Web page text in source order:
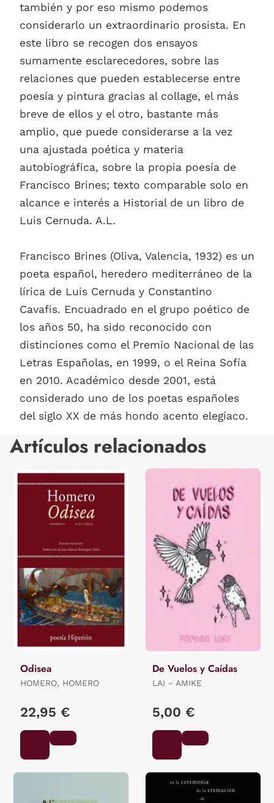
también y por eso mismo podemos
considerarlo un extraordinario prosista. En
este libro se recogen dos ensayos
sumamente esclarecedores, sobre las
relaciones que pueden establecerse entre
poesía y pintura gracias al collage, el más
breve de ellos y el otro, bastante más
amplio, que puede considerarse a la vez
una ajustada poética y materia
autobiográfica, sobre la propia poesía de
Francisco Brines; texto comparable solo en
alcance e interés a Historial de un libro de
Luis Cernuda. A.L.
Francisco Brines (Oliva, Valencia, 1932) es un
poeta español, heredero mediterráneo de la
lírica de Luis Cernuda y Constantino
Cavafis. Encuadrado en el grupo poético de
los años 50, ha sido reconocido con
distinciones como el Premio Nacional de las
Letras Españolas, en 1999, o el Reina Sofía
en 2010. Académico desde 2001, está
considerado uno de los poetas españoles
del siglo XX de más hondo acento elegíaco.
Artículos relacionados
Odisea
HOMERO, HOMERO
22,95 €
De Vuelos y Caídas
LAI - AMIKE
5,00 €